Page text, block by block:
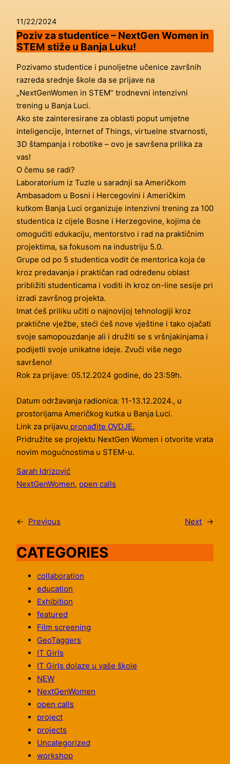
11/22/2024
Poziv za studentice – NextGen Women in
STEM stiže u Banja Luku!
Pozivamo studentice i punoljetne učenice završnih
razreda srednje škole da se prijave na
„NextGenWomen in STEM“ trodnevni intenzivni
trening u Banja Luci.
Ako ste zainteresirane za oblasti poput umjetne
inteligencije, Internet of Things, virtuelne stvarnosti,
3D štampanja i robotike – ovo je savršena prilika za
vas!
O čemu se radi?
Laboratorium iz Tuzle u saradnji sa Američkom
Ambasadom u Bosni i Hercegovini i Američkim
kutkom Banja Luci organizuje intenzivni trening za 100
studentica iz cijele Bosne i Herzegovine, kojima će
omogućiti edukaciju, mentorstvo i rad na praktičnim
projektima, sa fokusom na industriju 5.0.
Grupe od po 5 studentica vodit će mentorica koja će
kroz predavanja i praktičan rad određenu oblast
približiti studenticama i voditi ih kroz on-line sesije pri
izradi završnog projekta.
Imat ćeš priliku učiti o najnovijoj tehnologiji kroz
praktične vježbe, steći ćeš nove vještine i tako ojačati
svoje samopouzdanje ali i družiti se s vršnjakinjama i
podijetli svoje unikatne ideje. Zvuči više nego
savršeno!
Rok za prijave: 05.12.2024 godine, do 23:59h.
Datum održavanja radionica: 11-13.12.2024., u
prostorijama Američkog kutka u Banja Luci.
Link za prijavu pronađite OVDJE.
Pridružite se projektu NextGen Women i otvorite vrata
novim mogućnostima u STEM-u.
Sarah Idrizović
NextGenWomen, open calls
← Previous Next →
CATEGORIES
collaboration
education
Exhibition
featured
Film screening
GeoTaggers
IT Girls
IT Girls dolaze u vaše škole
NEW
NextGenWomen
open calls
project
projects
Uncategorized
workshop